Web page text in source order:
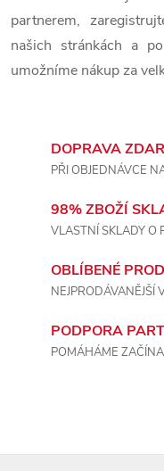
k
y
partnerem,
našich stránkách a
umožníme nákup za
DOPRAVA
PŘI OBJEDNÁVCE
98% ZBOŽÍ
VLASTNÍ SKLADY O
OBLÍBENÉ
NEJPRODÁVANĚJŠÍ
PODPORA
POMÁHÁME